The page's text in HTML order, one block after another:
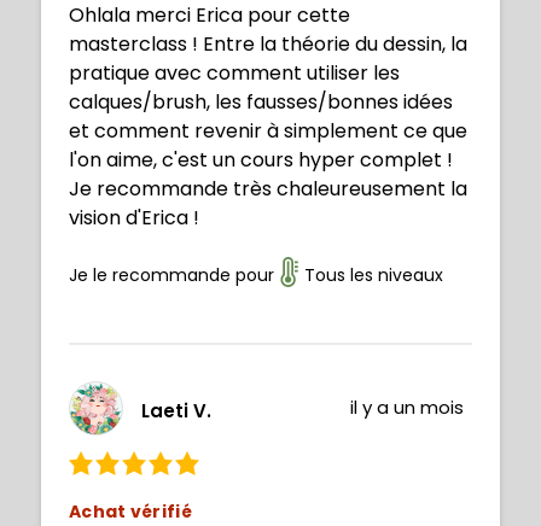
Ohlala merci Erica pour cette
masterclass ! Entre la théorie du dessin, la
pratique avec comment utiliser les
calques/brush, les fausses/bonnes idées
et comment revenir à simplement ce que
l'on aime, c'est un cours hyper complet !
Je recommande très chaleureusement la
vision d'Erica !
Je le recommande pour Tous les niveaux
Laeti V. il y a un mois
Achat vérifié